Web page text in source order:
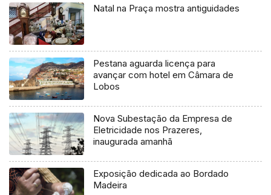
Natal na Praça mostra antiguidades
Pestana aguarda licença para
avançar com hotel em Câmara de
Lobos
Nova Subestação da Empresa de
Eletricidade nos Prazeres,
inaugurada amanhã
Exposição dedicada ao Bordado
Madeira